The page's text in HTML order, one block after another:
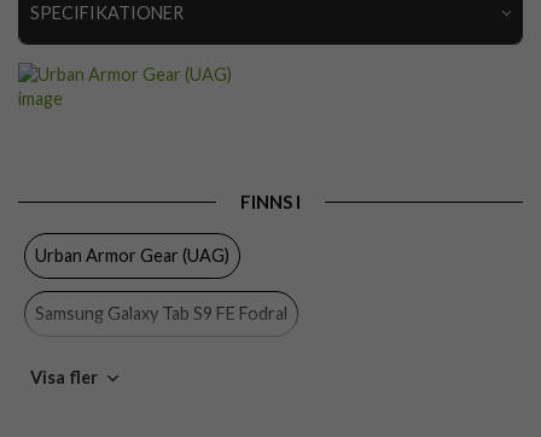
SPECIFIKATIONER
Artikelnummer
Passar till
Sov/Vakna funktion, Stativfunktion
Färg
Material Hårdplast (PC), Konstläder, Mjukplast (TPU)
Varumärke
FINNS I
Urban Armor Gear (UAG)
Samsung Galaxy Tab S9 FE Fodral
Samsung Galaxy Tab S9 FE
Visa fler